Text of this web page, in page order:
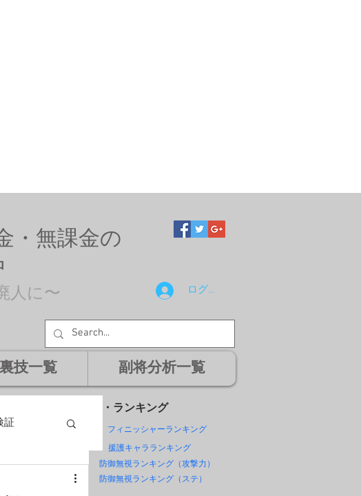
・無課金の
人に〜 ログイン
技一覧 副将分析一覧
証
フィニッシャーランキング
援護キャラランキング
防御無視ランキング（攻撃力）
防御無視ランキング（ステ）
・ランキング